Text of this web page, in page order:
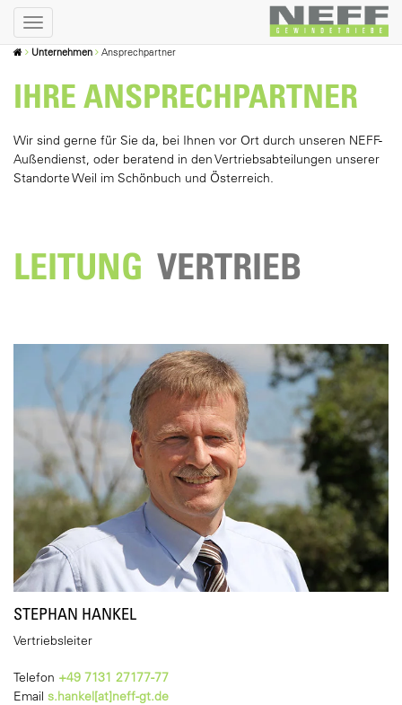
Unternehmen Ansprechpartner
IHRE ANSPRECHPARTNER
Wir sind gerne für Sie da, bei Ihnen vor Ort durch unseren NEFF-
Außendienst, oder beratend in den Vertriebsabteilungen unserer
Standorte Weil im Schönbuch und Österreich.
LEITUNG VERTRIEB
STEPHAN HANKEL
Vertriebsleiter
Telefon +49 7131 27177-77
Email s.hankel[at]neff-gt.de